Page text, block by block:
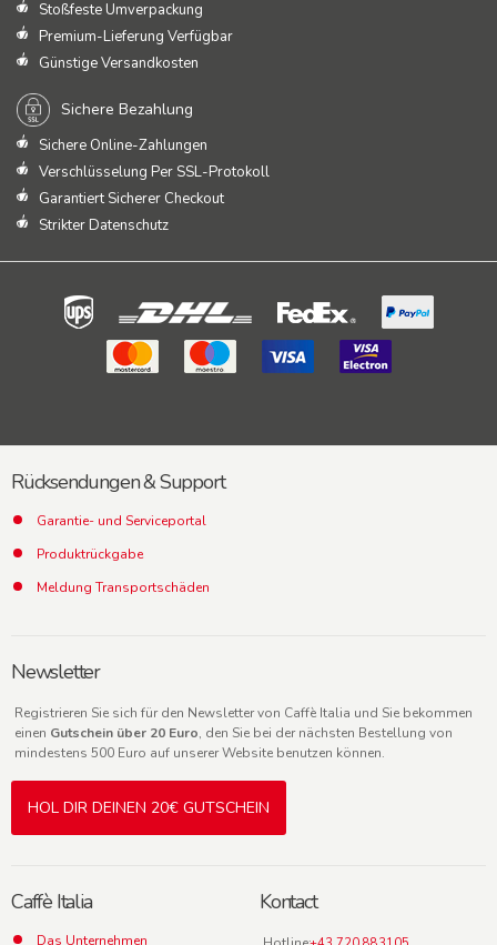
Stoßfeste Umverpackung
Premium-Lieferung Verfügbar
Günstige Versandkosten
Sichere Bezahlung
Sichere Online-Zahlungen
Verschlüsselung Per SSL-Protokoll
Garantiert Sicherer Checkout
Strikter Datenschutz
Rücksendungen & Support
Garantie- und Serviceportal
Produktrückgabe
Meldung Transportschäden
Newsletter
Registrieren Sie sich für den Newsletter von Caffè Italia und Sie bekommen
einen Gutschein über 20 Euro, den Sie bei der nächsten Bestellung von
mindestens 500 Euro auf unserer Website benutzen können.
HOL DIR DEINEN 20€ GUTSCHEIN
Caffè Italia
Das Unternehmen
Kontact